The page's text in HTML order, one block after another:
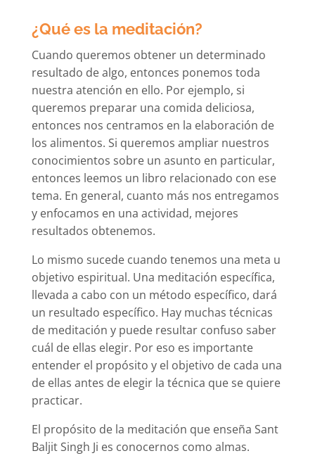
¿Qué es la meditación?
Cuando queremos obtener un determinado
resultado de algo, entonces ponemos toda
nuestra atención en ello. Por ejemplo, si
queremos preparar una comida deliciosa,
entonces nos centramos en la elaboración de
los alimentos. Si queremos ampliar nuestros
conocimientos sobre un asunto en particular,
entonces leemos un libro relacionado con ese
tema. En general, cuanto más nos entregamos
y enfocamos en una actividad, mejores
resultados obtenemos.
Lo mismo sucede cuando tenemos una meta u
objetivo espiritual. Una meditación específica,
llevada a cabo con un método específico, dará
un resultado específico. Hay muchas técnicas
de meditación y puede resultar confuso saber
cuál de ellas elegir. Por eso es importante
entender el propósito y el objetivo de cada una
de ellas antes de elegir la técnica que se quiere
practicar.
El propósito de la meditación que enseña Sant
Baljit Singh Ji es conocernos como almas.